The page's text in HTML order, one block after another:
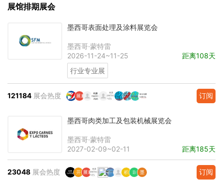
展馆排期展会
墨西哥表面处理及涂料展览会
墨西哥·蒙特雷
2026-11-24~11-25
距离108天
行业专业展
121184 展会热度 订阅
墨西哥肉类加工及包装机械展览会
墨西哥·蒙特雷
2027-02-09~02-11
距离185天
23048 展会热度 订阅